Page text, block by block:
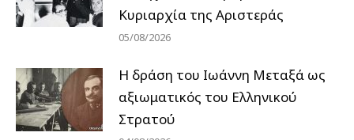
Κυριαρχία της Αριστεράς
05/08/2026
H δράση του Ιωάννη Μεταξά ως
αξιωματικός του Ελληνικού
Στρατού